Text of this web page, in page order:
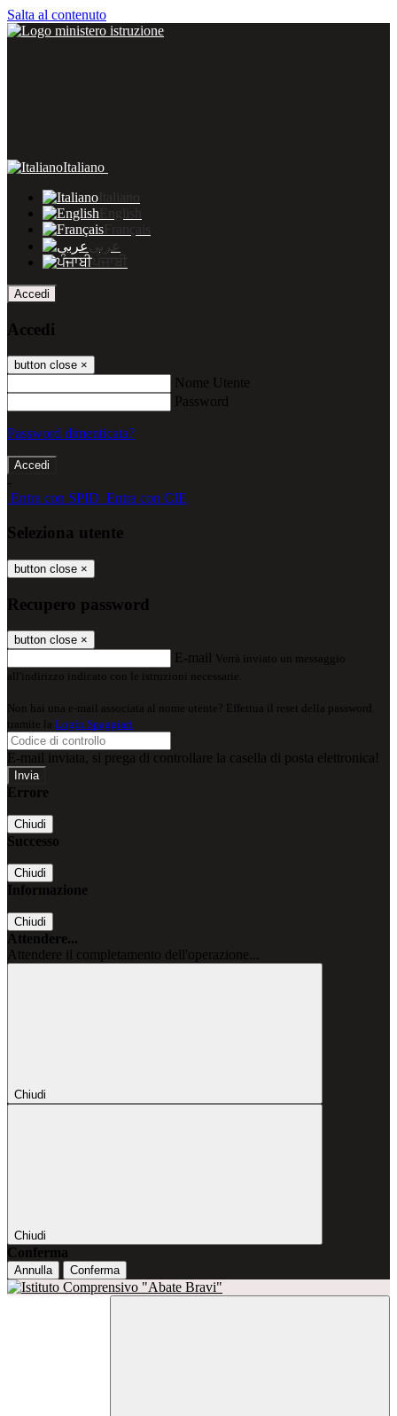
Salta al contenuto
Italiano
Italiano
English
Français
عربى
ਪੰਜਾਬੀ
Accedi
Accedi
button close ×
Nome Utente
Password
Password dimenticata?
-
Entra con SPID Entra con CIE
Seleziona utente
button close ×
Recupero password
button close ×
E-mail Verrà inviato un messaggio
all'indirizzo indicato con le istruzioni necessarie.
Non hai una e-mail associata al nome utente? Effettua il reset della password
tramite la Login Spaggiari
E-mail inviata, si prega di controllare la casella di posta elettronica!
Errore
Chiudi
Successo
Chiudi
Informazione
Chiudi
Attendere...
Attendere il completamento dell'operazione...
Chiudi
Chiudi
Conferma
Annulla Conferma